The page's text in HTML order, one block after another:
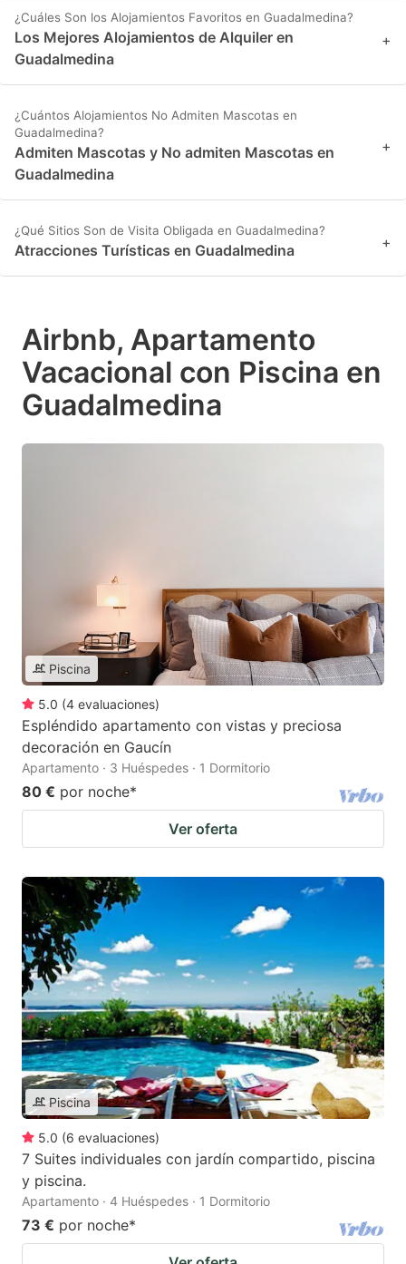
¿Cuáles Son los Alojamientos Favoritos en Guadalmedina?
Los Mejores Alojamientos de Alquiler en
Guadalmedina
+
¿Cuántos Alojamientos No Admiten Mascotas en
Guadalmedina?
Admiten Mascotas y No admiten Mascotas en
Guadalmedina
+
¿Qué Sitios Son de Visita Obligada en Guadalmedina?
Atracciones Turísticas en Guadalmedina +
Airbnb, Apartamento
Vacacional con Piscina en
Guadalmedina
Piscina
5.0 (4 evaluaciones)
Espléndido apartamento con vistas y preciosa
decoración en Gaucín
Apartamento · 3 Huéspedes · 1 Dormitorio
80 € por noche*
Ver oferta
Piscina
5.0 (6 evaluaciones)
7 Suites individuales con jardín compartido, piscina
y piscina.
Apartamento · 4 Huéspedes · 1 Dormitorio
73 € por noche*